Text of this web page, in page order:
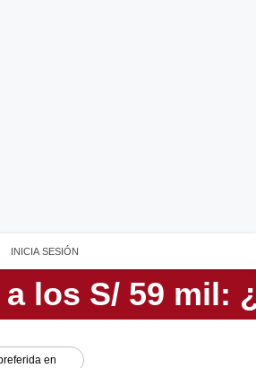
INICIA SESIÓN
en